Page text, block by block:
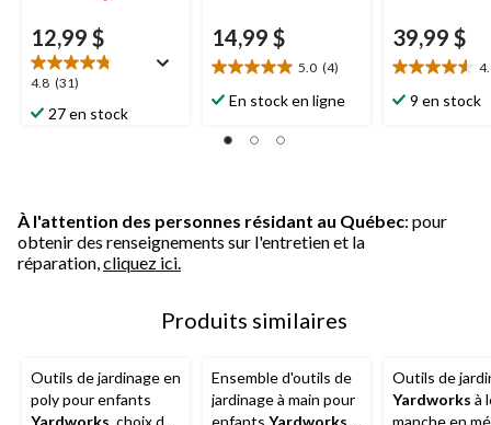
12,99 $
4.8 (31)
4.8
étoile(s)
sur
27 en stock
14,99 $
5.0 (4)
5.0
étoile(s)
5.
En stock en ligne
39,99 $
4.6
étoile(s)
9 en stock
À l'attention des personnes résidant au Québec: pour
obtenir des renseignements sur l'entretien et la
réparation, cliquez ici.
Produits similaires
Outils de jardinage en
poly pour enfants
Yardworks, choix de
Ensemble d'outils de
jardinage à main pour
enfants Yardworks,
Outils de
Yardworks à
manche en